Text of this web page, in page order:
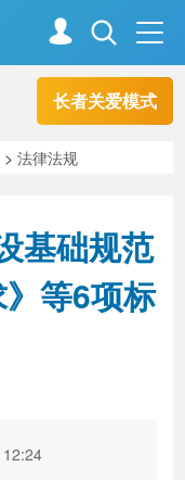
长者关爱模式
走进资阳
解读回应
>法律法规
基础规范
等6项标